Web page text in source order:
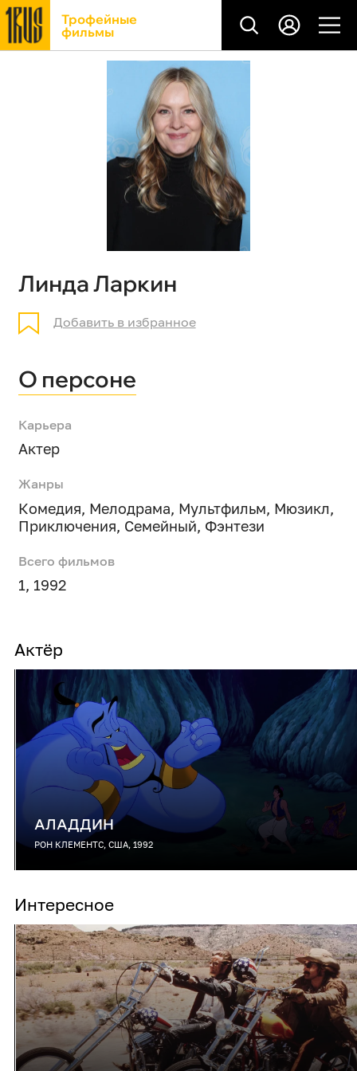
Трофейные
фильмы
Линда Ларкин
Добавить в избранное
О персоне
Карьера
Актер
Жанры
Комедия, Мелодрама, Мультфильм, Мюзикл,
Приключения, Семейный, Фэнтези
Всего фильмов
1, 1992
Актёр
АЛАДДИН
РОН КЛЕМЕНТС, США, 1992
Интересное